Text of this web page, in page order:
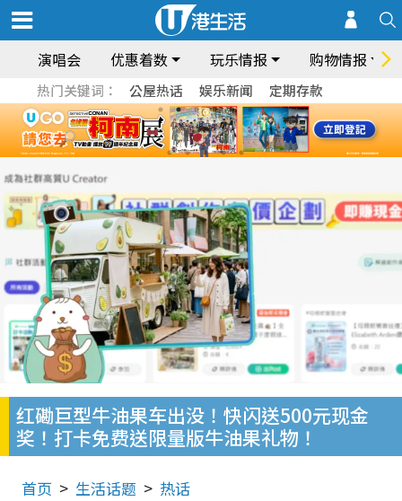
演唱会 优惠着数 玩乐情报 购物情报
热门关键词： 公屋热话 娱乐新闻 定期存款
红磡巨型牛油果车出没！快闪送500元现金
奖！打卡免费送限量版牛油果礼物！
首页 生活话题 热话